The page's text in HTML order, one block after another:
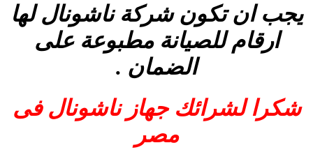
يجب ان تكون شركة ناشونال لها
ارقام للصيانة مطبوعة على
الضمان .
شكرا لشرائك جهاز ناشونال فى
مصر